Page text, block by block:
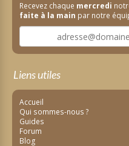
Recevez chaque mercredi
faite à la main par notre
Liens utiles
Accueil
Qui sommes-nous ?
Guides
Forum
Blog